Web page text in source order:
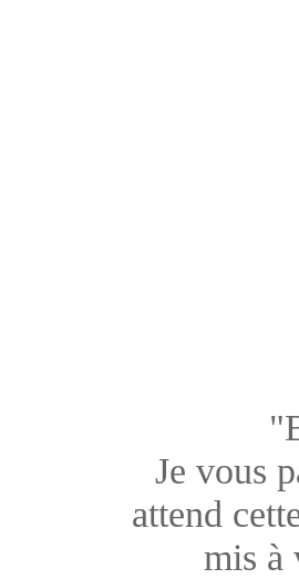
Je vous
attend
mis à